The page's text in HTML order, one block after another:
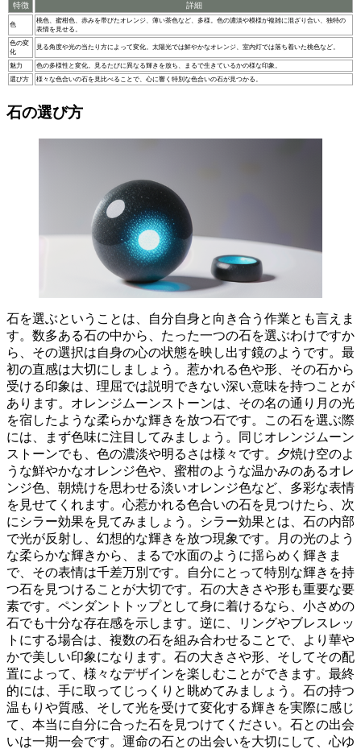
特徴 詳細
色
桃色、蜜柑色、赤みを帯びたオレンジ、薄い茶色など、多様。色の濃淡や模様が複雑に混ざり合い、独特の
表情を見せる。
色の変
化
見る角度や光の当たり方によって変化。太陽光では鮮やかなオレンジ、室内灯では落ち着いた桃色など。
魅力
色の多様性と変化。見るたびに異なる輝きを放ち、まるで生きているかの様な印象。
選び方
様々な色合いの石を見比べることで、心に響く特別な色合いの石が見つかる。
石の選び方
石を選ぶということは、自分自身と向き合う作業とも言えま
す。数多ある石の中から、たった一つの石を選ぶわけですか
ら、その選択は自身の心の状態を映し出す鏡のようです。 最
初の直感は大切に しましょう。惹かれる色や形、その石から
受ける印象は、理屈では説明できない深い意味を持つことが
あります。オレンジムーンストーンは、その名の通り月の光
を宿したような柔らかな輝きを放つ石です。この石を選ぶ際
には、
まず色味に注目 してみましょう。同じオレンジムーン
ストーンでも、色の濃淡や明るさは様々です。夕焼け空のよ
うな鮮やかなオレンジ色や、蜜柑のような温かみのあるオレ
ンジ色、朝焼けを思わせる淡いオレンジ色など、多彩な表情
を見せてくれます。心惹かれる色合いの石を見つけたら、 次
にシラー効果を見てみましょう。シラー効果とは、石の内部
で光が反射し、幻想的な輝きを放つ現象です。月の光のよう
な柔らかな輝きから、まるで水面のように揺らめく輝きま
で、その表情は千差万別です。自分にとって特別な輝き を持
つ石を見つけることが大切です。石の大きさや形も重要な要
素です。ペンダントトップとして身に着けるなら、小さめの
石でも十分な存在感を示します。逆に、リングやブレスレッ
トにする場合は、 複数の石を組み合わせる ことで、より華や
かで美しい印象になります。石の大きさや形、そしてその配
置によって、様々なデザインを楽しむことができます。最終
的には、 手に取ってじっくりと眺めてみましょう。石の持つ
温もりや質感、そして光を受けて変化する輝きを実際に感じ
て、本当に自分に合った石を見つけてください。石との出会
いは一期一会です。運命の石との出会いを大切にして、心ゆ